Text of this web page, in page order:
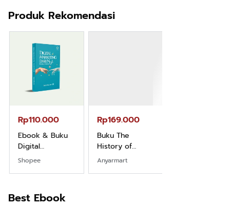
Produk Rekomendasi
Rp110.000
Ebook & Buku
Digital
Marketing Dari
Nol: Fondasi &
Shopee
Rp169.000
Buku The
History of
Dayak – Sejarah
& Identitas
Anyarmart
Best Ebook